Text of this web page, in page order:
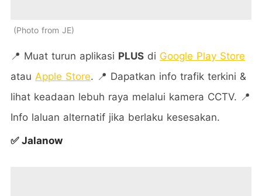
Photo from JE
📍 Muat turun aplikasi PLUS di Google Play Store
atau Apple Store. 📍 Dapatkan info trafik terkini &
lihat keadaan lebuh raya melalui kamera CCTV. 📍
Info laluan alternatif jika berlaku kesesakan.
✅ Jalanow